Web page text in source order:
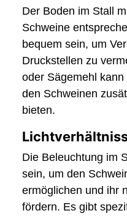
Der Boden im Stall
Schweine
bequem sein, um
Druckstellen zu
oder Sägemehl
den Schweinen
bieten.
Die Beleuchtung im
sein, um den
ermöglichen und ihr
fördern. Es gibt